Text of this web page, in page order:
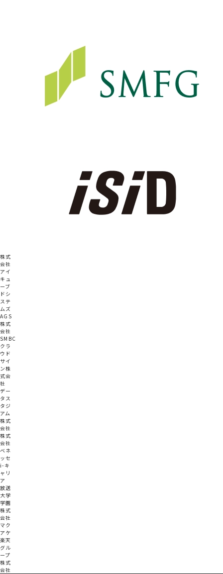
株式
会社
アイ
キュ
ーブ
ドシ
ステ
ムズ
AGS
株式
会社
SMBC
クラ
ウド
サイ
ン株
式会
社
デー
タス
タジ
アム
株式
会社
株式
会社
ベネ
ッセ
i-キ
ャリ
ア
放送
大学
学園
株式
会社
マク
アケ
楽天
グル
ープ
株式
会社